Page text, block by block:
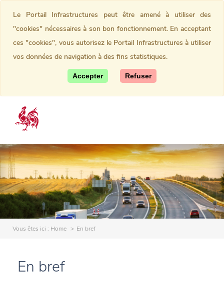
Vous êtes ici : Home En bref
En bref
Le Portail Infrastructures peut être amené à utiliser des
"cookies" nécessaires à son bon fonctionnement. En acceptant
ces "cookies", vous autorisez le Portail Infrastructures à utiliser
vos données de navigation à des fins statistiques.
Accepter Refuser